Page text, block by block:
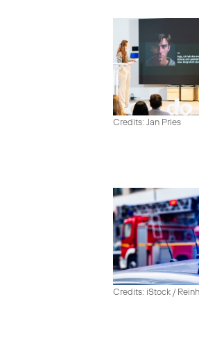
Credits: Jan Pries
Credits: iStock /